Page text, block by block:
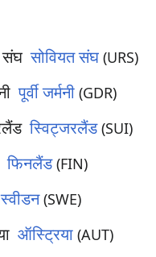
सोवियत संघ (URS)
पूर्वी जर्मनी (GDR)
स्विट्जरलैंड (SUI)
फिनलैंड (FIN)
स्वीडन (SWE)
ऑस्ट्रिया (AUT)